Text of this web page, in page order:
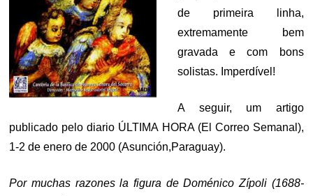
de primeira linha,
extremamente bem
gravada e com bons
solistas. Imperdível!
A seguir, um artigo
publicado pelo diario ÚLTIMA HORA (El Correo Semanal),
1-2 de enero de 2000 (Asunción,Paraguay).
Por muchas razones la figura de Doménico Zípoli (1688-